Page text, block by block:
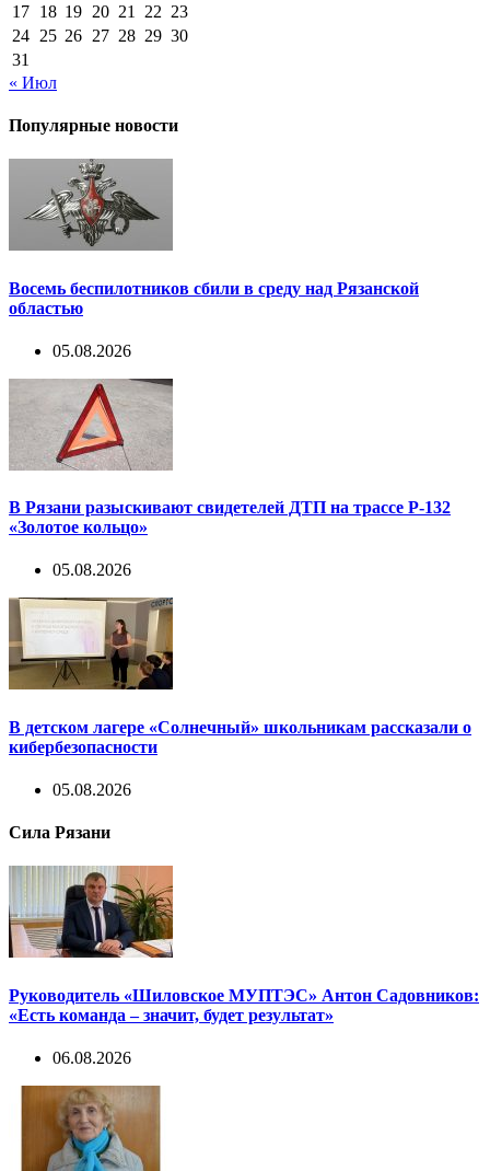
17 18 19 20 21 22 23
24 25 26 27 28 29 30
31
« Июл
Популярные новости
Восемь беспилотников сбили в среду над Рязанской
областью
05.08.2026
В Рязани разыскивают свидетелей ДТП на трассе Р-132
«Золотое кольцо»
05.08.2026
В детском лагере «Солнечный» школьникам рассказали о
кибербезопасности
05.08.2026
Сила Рязани
Руководитель «Шиловское МУПТЭС» Антон Садовников:
«Есть команда – значит, будет результат»
06.08.2026